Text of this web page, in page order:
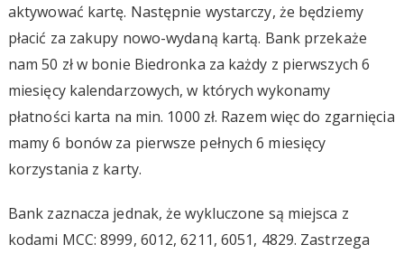
aktywować kartę. Następnie wystarczy, że będziemy
płacić za zakupy nowo-wydaną kartą. Bank przekaże
nam 50 zł w bonie Biedronka za każdy z pierwszych 6
miesięcy kalendarzowych, w których wykonamy
płatności karta na min. 1000 zł. Razem więc do zgarnięcia
mamy 6 bonów za pierwsze pełnych 6 miesięcy
korzystania z karty.
Bank zaznacza jednak, że wykluczone są miejsca z
kodami MCC: 8999, 6012, 6211, 6051, 4829. Zastrzega